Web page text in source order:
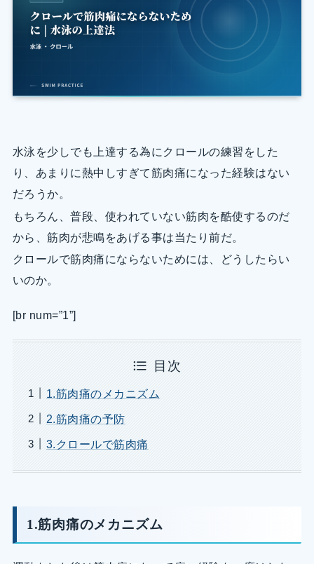
水泳を少しでも上達する為にクロールの練習をした
り、あまりに熱中しすぎて筋肉痛になった経験はない
だろうか。
もちろん、普段、使われていない筋肉を酷使するのだ
から、筋肉が悲鳴をあげる事は当たり前だ。
クロールで筋肉痛にならないためには、どうしたらい
いのか。
[br num=”1”]
目次
1.筋肉痛のメカニズム
2.筋肉痛の予防
3.クロールで筋肉痛
1.筋肉痛のメカニズム